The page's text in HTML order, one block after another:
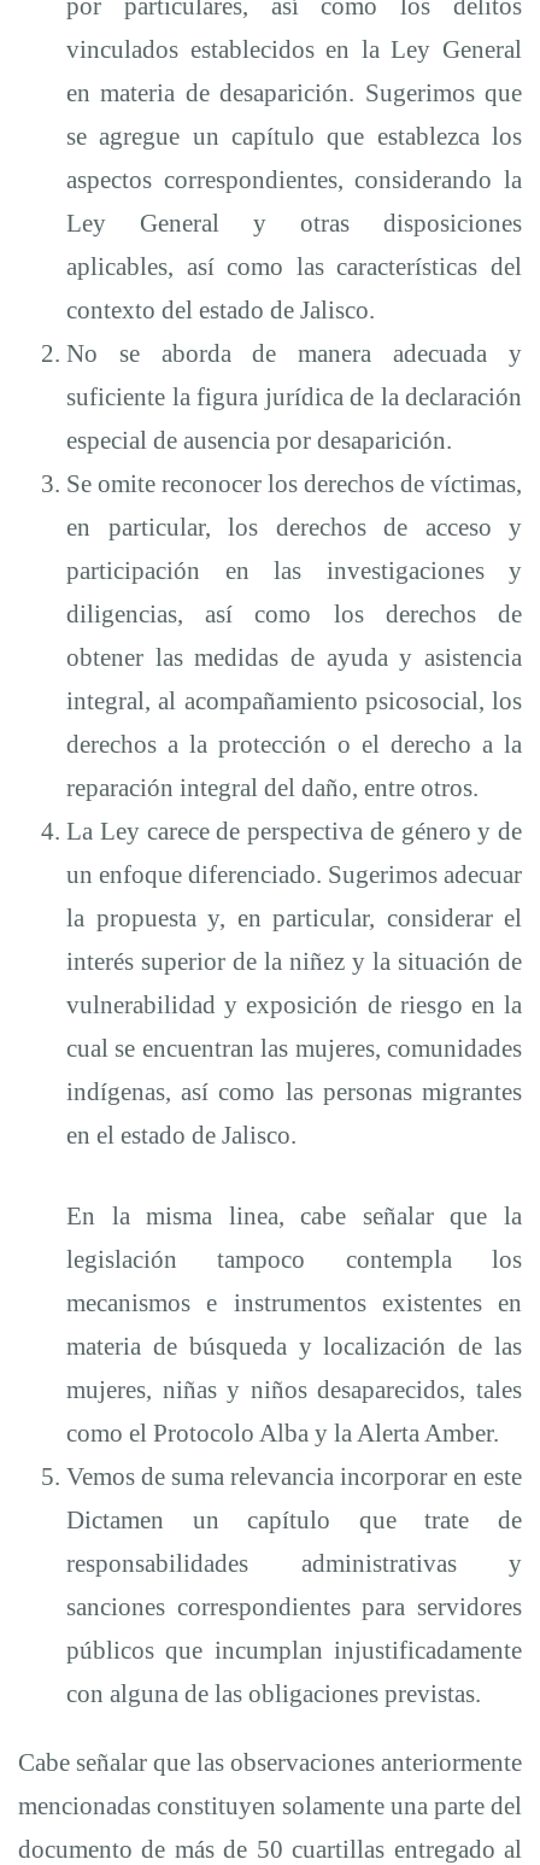
vinculados establecidos en la Ley General
en materia de desaparición. Sugerimos que
se agregue un capítulo que establezca los
aspectos correspondientes, considerando la
Ley General y otras disposiciones
aplicables, así como las características del
contexto del estado de Jalisco.
No se aborda de manera adecuada y
suficiente la figura jurídica de la declaración
especial de ausencia por desaparición.
Se omite reconocer los derechos de víctimas,
en particular, los derechos de acceso y
participación en las investigaciones y
diligencias, así como los derechos de
obtener las medidas de ayuda y asistencia
integral, al acompañamiento psicosocial, los
derechos a la protección o el derecho a la
reparación integral del daño, entre otros.
La Ley carece de perspectiva de género y de
un enfoque diferenciado. Sugerimos adecuar
la propuesta y, en particular, considerar el
interés superior de la niñez y la situación de
vulnerabilidad y exposición de riesgo en la
cual se encuentran las mujeres, comunidades
indígenas, así como las personas migrantes
en el estado de Jalisco.
En la misma linea, cabe señalar que la
legislación tampoco contempla los
mecanismos e instrumentos existentes en
materia de búsqueda y localización de las
mujeres, niñas y niños desaparecidos, tales
como el Protocolo Alba y la Alerta Amber.
Vemos de suma relevancia incorporar en este
Dictamen un capítulo que trate de
responsabilidades administrativas y
sanciones correspondientes para servidores
públicos que incumplan injustificadamente
con alguna de las obligaciones previstas.
Cabe señalar que las observaciones anteriormente
mencionadas constituyen solamente una parte del
documento de más de 50 cuartillas entregado al